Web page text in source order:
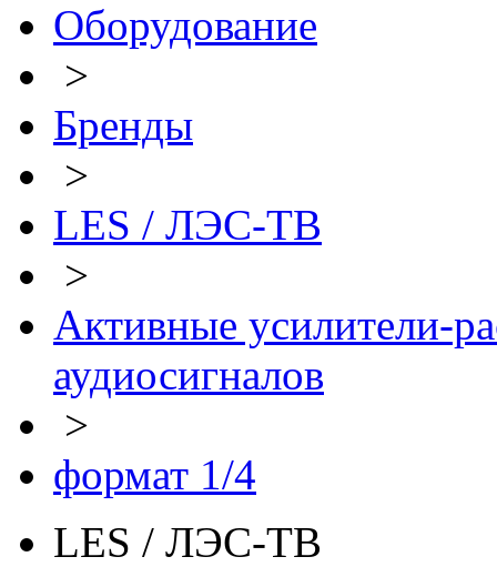
Оборудование
>
Бренды
>
LES / ЛЭС-ТВ
>
Активные усилители-
аудиосигналов
>
формат 1/4
LES / ЛЭС-ТВ